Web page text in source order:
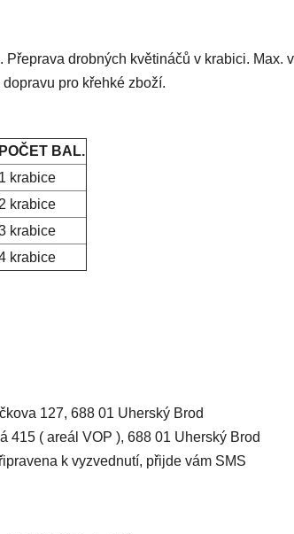
Přeprava drobných květináčů v krabici. Max.
pro křehké zboží.
POČET BAL.
1 krabice
krabice
krabice
krabice
127, 688 01 Uherský Brod
415 ( areál VOP ), 688 01 Uherský Brod
k vyzvednutí, přijde vám SMS